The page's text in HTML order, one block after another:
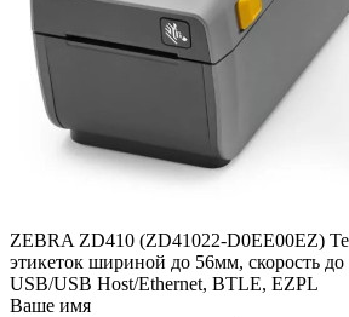
ZEBRA ZD410 (ZD41022-D0EE00EZ)
этикеток шириной до 56мм, скорость
USB/USB Host/Ethernet, BTLE, EZPL
Ваше имя